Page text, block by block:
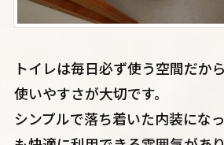
トイレは毎日必ず使う空間だか
使いやすさが大切です。
シンプルで落ち着いた内装にな